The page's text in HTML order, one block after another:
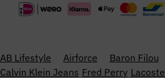
AB Lifestyle Airforce Baron Filou
Calvin Klein Jeans Fred Perry Lacoste